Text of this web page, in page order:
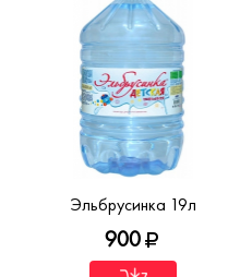
Эльбрусинка 19л
900